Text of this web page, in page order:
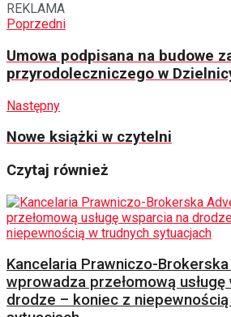
REKLAMA
Poprzedni
Umowa podpisana na budowe
przyrodoleczniczego w
Następny
Nowe książki w czytelni
Czytaj również
Kancelaria Prawniczo-
wprowadza przełomową
drodze – koniec z